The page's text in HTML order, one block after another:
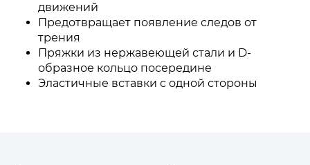
движений
Предотвращает появление следов от
трения
Пряжки из нержавеющей стали и D-
образное кольцо посередине
Эластичные вставки с одной стороны